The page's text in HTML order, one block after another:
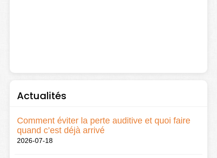
Actualités
Comment éviter la perte auditive et quoi faire
quand c’est déjà arrivé
2026-07-18